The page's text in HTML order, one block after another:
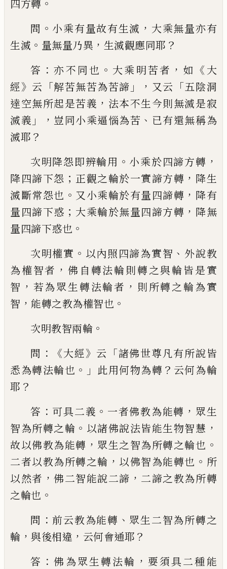
四方轉 。
問 。 小乘有量故有生滅 ， 大乘無量亦有
生滅 。 量無量乃異 ， 生滅觀應同耶 ？
答 ：亦不同也 。 大乘明苦者 ， 如 《 大
經》 云 「解苦無苦為苦諦 」， 又云 「五陰洞
達空無所起是苦義 ， 法本不生今則無滅是寂
滅義 」， 豈同小乘逼惱為苦 、 已有還無稱為
滅耶 ？
次明降怨即辨輪用 。 小乘於四諦方轉 ，
降四諦下怨 ； 正觀之輪於一實諦方轉 ， 降生
滅斷常怨也 。 又小乘輪於有量四諦轉 ， 降有
量四諦下惑 ； 大乘輪於無量四諦方轉 ， 降無
量四諦下惑也 。
次明權實 。 以內照四諦為實智 、 外說教
為權智者 ， 佛自轉法輪則轉之與輪皆是實
智 ， 若為眾生轉法輪者 ， 則所轉之輪為實
智 ， 能轉之教為權智也 。
次明教智兩輪 。
問 ：《大經》 云 「諸佛世尊凡有所說皆
悉為轉法輪也 。」 此用何物為轉 ？ 云何為輪
耶 ？
答 ： 可具二義 。 一者佛教為能轉 ， 眾生
智為所轉之輪 。 以諸佛說法皆能生物智慧 ，
故以佛教為能轉 ， 眾生之智為所轉之輪也 。
二者以教為所轉之輪 ， 以佛智為能轉也 。 所
以然者 ，佛二智能說二諦 ， 二諦之教為所轉
之輪也 。
問 ：前云教為能轉 、 眾生二智為所轉之
輪 ， 與後相違 ， 云何會通耶 ？
答 ：佛為眾生轉法輪 ， 要須具二種能